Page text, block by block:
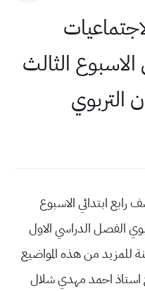
الاسبوع الثالث
ابتدائي الاسبوع
التربوي الفصل الدراسي الاول
نصف السنة للمزيد من هذه المواضيع
احمد مهدي شلال